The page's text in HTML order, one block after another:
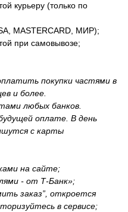
курьеру (только по
MASTERCARD, МИР);
при самовывозе;
покупки частями в
и более.
любых банков.
оплате. В день
с карты
на сайте;
- от Т-Банк»;
заказ”, откроется
в сервисе;